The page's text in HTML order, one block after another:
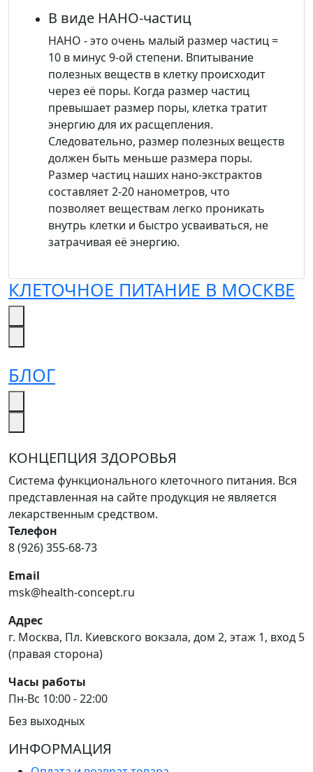
В виде НАНО-частиц
НАНО - это очень малый размер частиц =
10 в минус 9-ой степени. Впитывание
полезных веществ в клетку происходит
через её поры. Когда размер частиц
превышает размер поры, клетка тратит
энергию для их расщепления.
Следовательно, размер полезных веществ
должен быть меньше размера поры.
Размер частиц наших нано-экстрактов
составляет 2-20 нанометров, что
позволяет веществам легко проникать
внутрь клетки и быстро усваиваться, не
затрачивая её энергию.
КЛЕТОЧНОЕ ПИТАНИЕ В МОСКВЕ
БЛОГ
КОНЦЕПЦИЯ ЗДОРОВЬЯ
Система функционального клеточного питания. Вся
представленная на сайте продукция не является
лекарственным средством.
Телефон
8 (926) 355-68-73
Email
msk@health-concept.ru
Адрес
г. Москва, Пл. Киевского вокзала, дом 2, этаж 1, вход 5
(правая сторона)
Часы работы
Пн-Вс 10:00 - 22:00
Без выходных
ИНФОРМАЦИЯ